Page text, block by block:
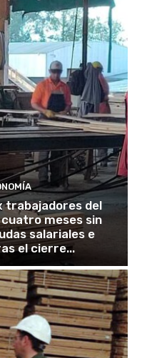
trabajadores del
meses sin
salariales e
el cierre...